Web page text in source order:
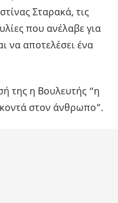
Σταρακά, τις
που ανέλαβε για
να αποτελέσει ένα
της η Βουλευτής “η
κοντά στον άνθρωπο”.